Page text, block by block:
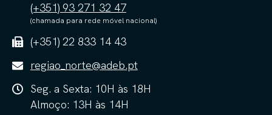
(+351) 93 271 32 47
(chamada para rede móvel nacional)
(+351) 22 833 14 43
regiao_norte@adeb.pt
Seg. a Sexta: 10H às 18H
Almoço: 13H às 14H